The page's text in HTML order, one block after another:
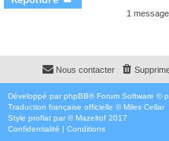
1
Nous contacter
Développé par phpBB® Forum Software ©
Traduction française officielle ©Miles Cellar
Style proflat par ©Mazeltof 2017
Confidentialité | Conditions